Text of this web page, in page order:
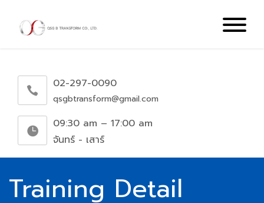
02-297-0090
qsgbtransform@gmail.com
09:30 am – 17:00 am
จันทร์ - เสาร์
Training Detail